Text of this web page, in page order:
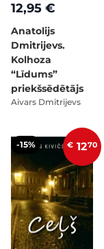
12,95 €
Anatolijs
Dmitrijevs.
Kolhoza
“Līdums”
priekšsēdētājs
Aivars Dmitrijevs
-15% € 1270